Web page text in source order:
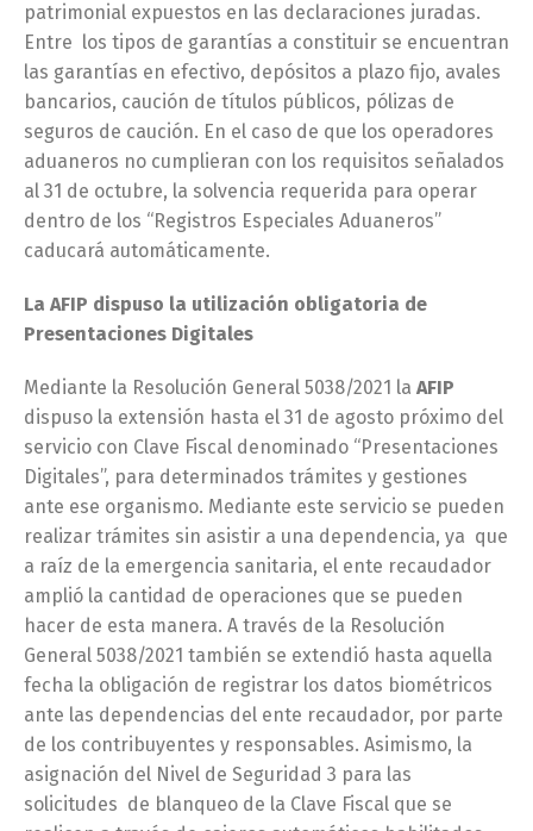
patrimonial expuestos en las declaraciones juradas.
Entre los tipos de garantías a constituir se encuentran
las garantías en efectivo, depósitos a plazo fijo, avales
bancarios, caución de títulos públicos, pólizas de
seguros de caución. En el caso de que los operadores
aduaneros no cumplieran con los requisitos señalados
al 31 de octubre, la solvencia requerida para operar
dentro de los “Registros Especiales Aduaneros”
caducará automáticamente.
La AFIP dispuso la utilización obligatoria de
Presentaciones Digitales
Mediante la Resolución General 5038/2021 la AFIP
dispuso la extensión hasta el 31 de agosto próximo del
servicio con Clave Fiscal denominado “Presentaciones
Digitales”, para determinados trámites y gestiones
ante ese organismo. Mediante este servicio se pueden
realizar trámites sin asistir a una dependencia, ya que
a raíz de la emergencia sanitaria, el ente recaudador
amplió la cantidad de operaciones que se pueden
hacer de esta manera. A través de la Resolución
General 5038/2021 también se extendió hasta aquella
fecha la obligación de registrar los datos biométricos
ante las dependencias del ente recaudador, por parte
de los contribuyentes y responsables. Asimismo, la
asignación del Nivel de Seguridad 3 para las
solicitudes de blanqueo de la Clave Fiscal que se